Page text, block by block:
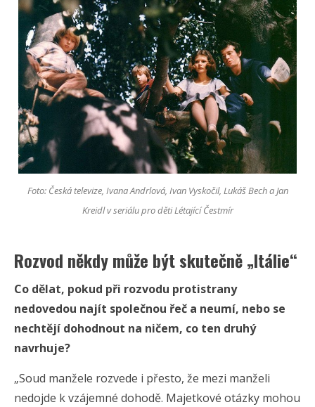
Foto: Česká televize, Ivana Andrlová, Ivan Vyskočil, Lukáš Bech a Jan
Kreidl v seriálu pro děti Létající Čestmír
Rozvod někdy může být skutečně „Itálie“
Co dělat, pokud při rozvodu protistrany
nedovedou najít společnou řeč a neumí, nebo se
nechtějí dohodnout na ničem, co ten druhý
navrhuje?
„Soud manžele rozvede i přesto, že mezi manželi
nedojde k vzájemné dohodě. Majetkové otázky mohou